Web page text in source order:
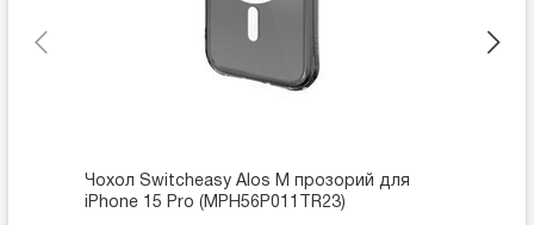
Чохол Switcheasy Alos M прозорий для
iPhone 15 Pro (MPH56P011TR23)